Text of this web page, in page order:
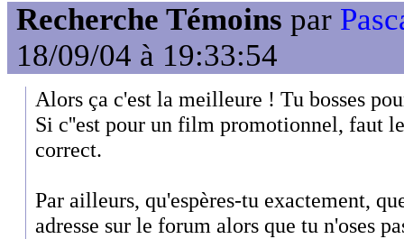
Recherche Témoins par
18/09/04 à 19:33:54
Alors ça c'est la meilleure ! Tu bosses
Si c''est pour un film promotionnel, faut
correct.
Par ailleurs, qu'espères-tu exactement,
adresse sur le forum alors que tu n'oses